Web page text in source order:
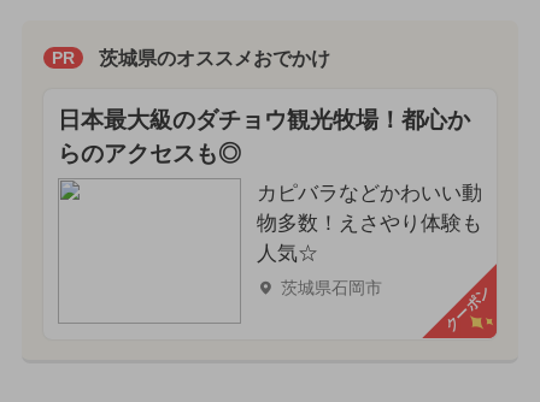
PR 茨城県のオススメおでかけ
日本最大級のダチョウ観光牧場！都心か
らのアクセスも◎
カピバラなどかわいい動
物多数！えさやり体験も
人気☆
茨城県石岡市 クーポン